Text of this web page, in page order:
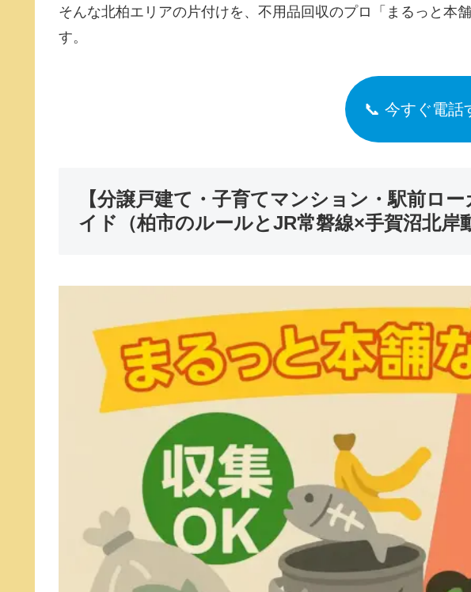
そんな北柏エリアの片付けを、不用品回収のプロ「まるっと本
す。
📞 今すぐ電話
【分譲戸建て・子育てマンション・駅前ロ
イド（柏市のルールとJR常磐線×手賀沼北岸